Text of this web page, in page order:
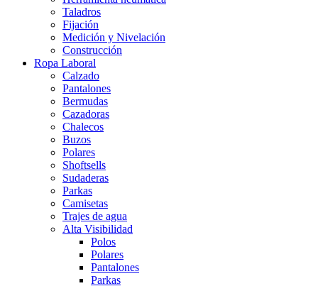
Taladros
Fijación
Medición y Nivelación
Construcción
Ropa Laboral
Calzado
Pantalones
Bermudas
Cazadoras
Chalecos
Buzos
Polares
Shoftsells
Sudaderas
Parkas
Camisetas
Trajes de agua
Alta Visibilidad
Polos
Polares
Pantalones
Parkas